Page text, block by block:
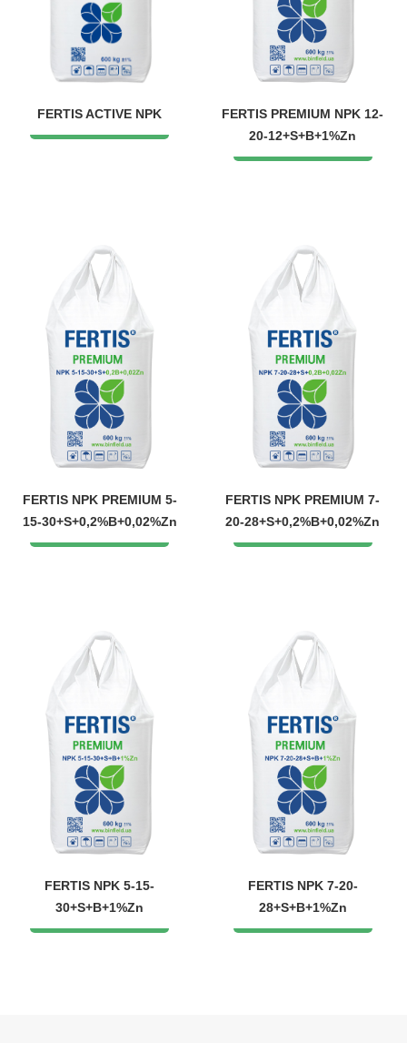
FERTIS ACTIVE NPK
FERTIS PREMIUM NPK 12-
20-12+S+B+1%Zn
FERTIS NPK PREMIUM 5-
15-30+S+0,2%B+0,02%Zn
FERTIS NPK PREMIUM 7-
20-28+S+0,2%B+0,02%Zn
FERTIS NPK 5-15-
30+S+B+1%Zn
FERTIS NPK 7-20-
28+S+B+1%Zn